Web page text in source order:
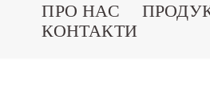
ПРО НАС
КОНТАКТИ